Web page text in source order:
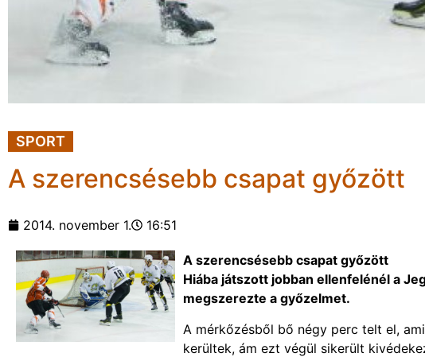
SPORT
A szerencsésebb csapat győzött
2014. november 1. 16:51
A szerencsésebb csapat győzött
Hiába játszott jobban ellenfelénél a
megszerezte a győzelmet.
A mérkőzésből bő négy perc telt el,
kerültek, ám ezt végül sikerült